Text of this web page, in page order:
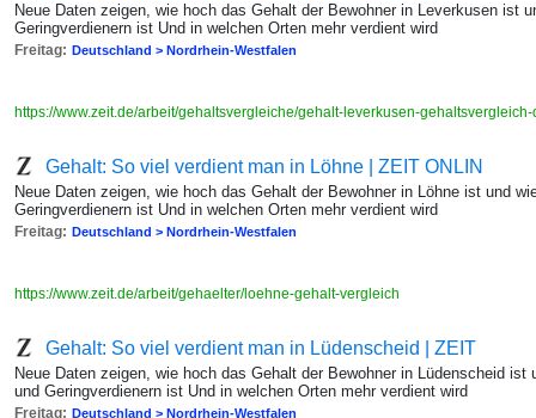
Neue Daten zeigen, wie hoch das Gehalt der Bewohner in Leverkusen ist
Geringverdienern ist Und in welchen Orten mehr verdient wird
Freitag: Deutschland > Nordrhein-Westfalen
https://www.zeit.de/arbeit/gehaltsvergleiche/gehalt-leverkusen-
Gehalt: So viel verdient man in Löhne | ZEIT ONLIN
Neue Daten zeigen, wie hoch das Gehalt der Bewohner in Löhne ist und
Geringverdienern ist Und in welchen Orten mehr verdient wird
Freitag: Deutschland > Nordrhein-Westfalen
https://www.zeit.de/arbeit/gehaelter/loehne-gehalt-vergleich
Gehalt: So viel verdient man in Lüdenscheid | ZEIT
Neue Daten zeigen, wie hoch das Gehalt der Bewohner in Lüdenscheid
und Geringverdienern ist Und in welchen Orten mehr verdient wird
Freitag: Deutschland > Nordrhein-Westfalen